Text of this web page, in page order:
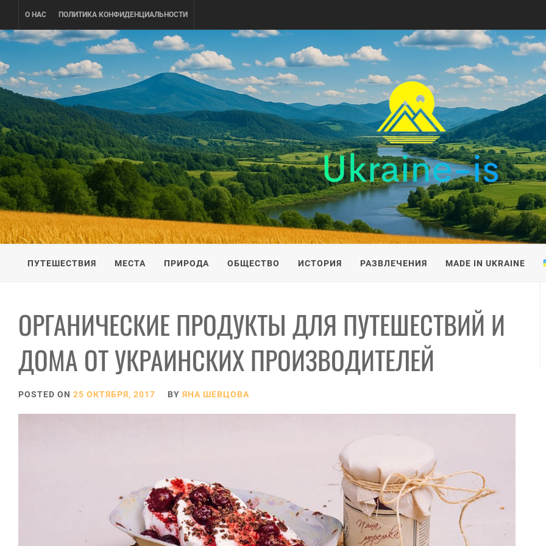
content
О НАС ПОЛИТИКА КОНФИДЕНЦИАЛЬНОСТИ
UKRAINE-IS
ПУТЕШЕСТВИЕ ПО УКРАИНЕ
ПУТЕШЕСТВИЯ МЕСТА ПРИРОДА ОБЩЕСТВО ИСТОРИЯ РАЗВЛЕЧЕНИЯ MADE IN UKRAINE
ОРГАНИЧЕСКИЕ ПРОДУКТЫ ДЛЯ ПУТЕШЕСТВИЙ И
ДОМА ОТ УКРАИНСКИХ ПРОИЗВОДИТЕЛЕЙ
POSTED ON 25 ОКТЯБРЯ, 2017 BY ЯНА ШЕВЦОВА